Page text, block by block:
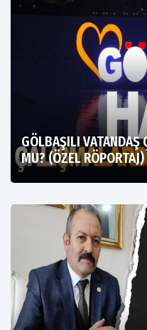
GÖLBAŞILI VATANDAŞ
MU? (ÖZEL RÖPORTAJ)